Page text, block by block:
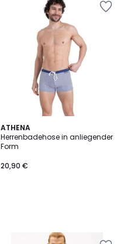
ATHENA
Herrenbadehose in anliegender
Form
20,90 €